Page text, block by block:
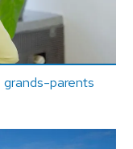
grands-parents